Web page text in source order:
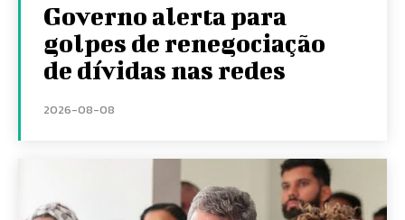
Governo alerta para
golpes de renegociação
de dívidas nas redes
2026-08-08